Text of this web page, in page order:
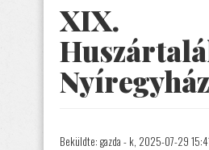
XIX.
Beküldte: gazda - k, 2025-07-29